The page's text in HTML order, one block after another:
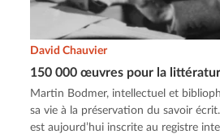
150 000 œuvres pour la
David Chauvier
Martin Bodmer, intellectuel et
sa vie à la préservation du savoir
est aujourd’hui inscrite au registre